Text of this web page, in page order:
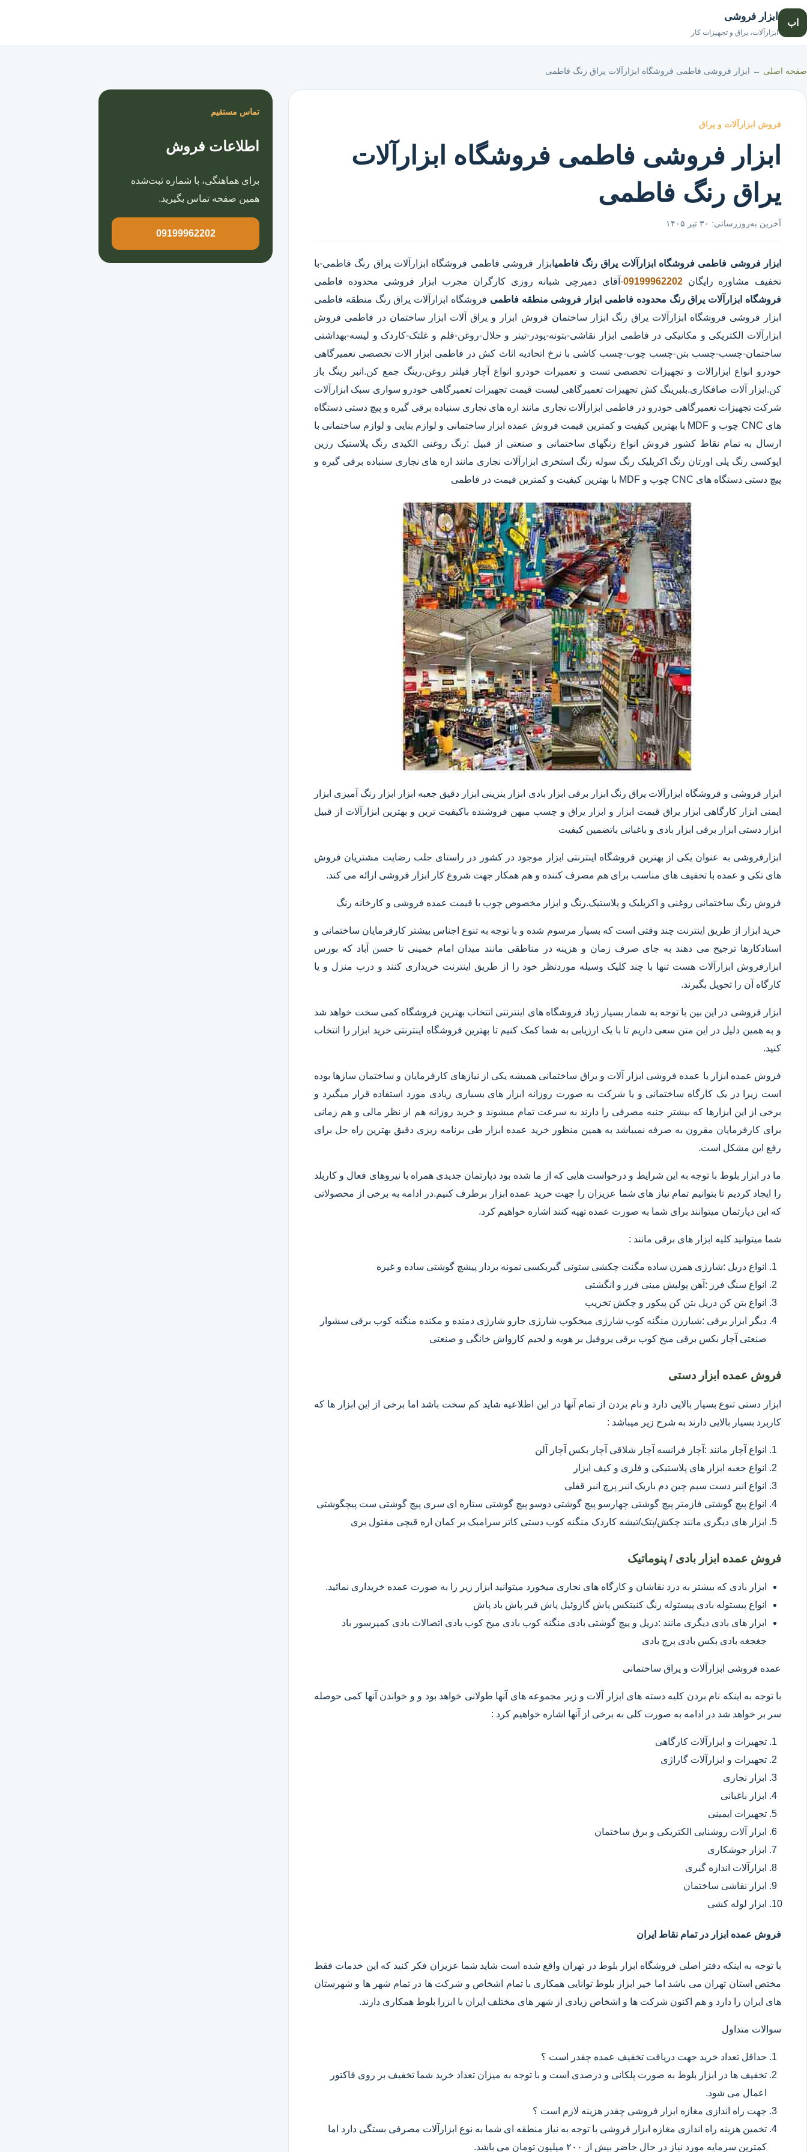
اب
ابزار فروشی
ابزارآلات، یراق و تجهیزات کار
صفحه اصلی ← ابزار فروشی فاطمی فروشگاه ابزارآلات یراق رنگ فاطمی
فروش ابزارآلات و یراق
ابزار فروشی فاطمی فروشگاه ابزارآلات
یراق رنگ فاطمی
آخرین به‌روزرسانی: ۳۰ تیر ۱۴۰۵
ابزار فروشی فاطمی فروشگاه ابزارآلات یراق رنگ فاطمیابزار فروشی فاطمی فروشگاه ابزارآلات یراق رنگ فاطمی-با
تخفیف مشاوره رایگان09199962202-آقای دمیرچی شبانه روزی کارگران مجرب ابزار فروشی محدوده فاطمی
فروشگاه ابزارآلات یراق رنگ محدوده فاطمی ابزار فروشی منطقه فاطمی فروشگاه ابزارآلات یراق رنگ منطقه فاطمی
ابزار فروشی فروشگاه ابزارآلات یراق رنگ ابزار ساختمان فروش ابزار و یراق آلات ابزار ساختمان در فاطمی فروش
ابزارآلات الکتریکی و مکانیکی در فاطمی ابزار نقاشی-بتونه-پودر-تینر و حلال-روغن-قلم و غلتک-کاردک و لیسه-بهداشتی
ساختمان-چسب-چسب بتن-چسب چوب-چسب کاشی با نرخ اتحادیه اثاث کش در فاطمی ابزار الات تخصصی تعمیرگاهی
خودرو انواع ابزارالات و تجهیزات تخصصی تست و تعمیرات خودرو انواع آچار فیلتر روغن.رینگ جمع کن.انبر رینگ باز
کن.ابزار آلات صافکاری.بلبرینگ کش تجهیزات تعمیرگاهی لیست قیمت تجهیزات تعمیرگاهی خودرو سواری سبک ابزارآلات
شرکت تجهیزات تعمیرگاهی خودرو در فاطمی ابزارآلات نجاری مانند اره های نجاری سنباده برقی گیره و پیچ دستی دستگاه
های CNC چوب و MDF با بهترین کیفیت و کمترین قیمت فروش عمده ابزار ساختمانی و لوازم بنایی و لوازم ساختمانی با
ارسال به تمام نقاط کشور فروش انواع رنگهای ساختمانی و صنعتی از قبیل :رنگ روغنی الکیدی رنگ پلاستیک رزین
اپوکسی رنگ پلی اورتان رنگ اکریلیک رنگ سوله رنگ استخری ابزارآلات نجاری مانند اره های نجاری سنباده برقی گیره و
پیچ دستی دستگاه های CNC چوب و MDF با بهترین کیفیت و کمترین قیمت در فاطمی
ابزار فروشی و فروشگاه ابزارآلات یراق رنگ ابزار برقی ابزار بادی ابزار بنزینی ابزار دقیق​ جعبه ابزار ابزار رنگ آمیزی ابزار
ایمنی ابزار کارگاهی ابزار یراق قیمت ابزار و ابزار یراق و چسب میهن فروشنده باکیفیت ترین و بهترین ابزارآلات از قبیل
ابزار دستی ابزار برقی ابزار بادی و باغبانی باتضمین کیفیت
ابزارفروشی به عنوان یکی از بهترین فروشگاه اینترنتی ابزار موجود در کشور در راستای جلب رضایت مشتریان فروش
های تکی و عمده با تخفیف های مناسب برای هم مصرف کننده و هم همکار جهت شروع کار ابزار فروشی ارائه می کند.
فروش رنگ ساختمانی روغنی و اکریلیک و پلاستیک.رنگ و ابزار مخصوص چوب با قیمت عمده فروشی و کارخانه رنگ
خرید ابزار از طریق اینترنت چند وقتی است که بسیار مرسوم شده و با توجه به تنوع اجناس بیشتر کارفرمایان ساختمانی و
استادکارها ترجیح می دهند به جای صرف زمان و هزینه در مناطقی مانند میدان امام خمینی تا حسن آباد که بورس
ابزارفروش ابزارآلات هست تنها با چند کلیک وسیله موردنظر خود را از طریق اینترنت خریداری کنند و درب منزل و یا
کارگاه آن را تحویل بگیرند.
ابزار فروشی در این بین با توجه به شمار بسیار زیاد فروشگاه های اینترنتی انتخاب بهترین فروشگاه کمی سخت خواهد شد
و به همین دلیل در این متن سعی داریم تا با یک ارزیابی به شما کمک کنیم تا بهترین فروشگاه اینترنتی خرید ابزار را انتخاب
کنید.
فروش عمده ابزار یا عمده فروشی ابزار آلات و یراق ساختمانی همیشه یکی از نیازهای کارفرمایان و ساختمان سازها بوده
است زیرا در یک کارگاه ساختمانی و یا شرکت به صورت روزانه ابزار های بسیاری زیادی مورد استفاده قرار میگیرد و
برخی از این ابزارها که بیشتر جنبه مصرفی را دارند به سرعت تمام میشوند و خرید روزانه هم از نظر مالی و هم زمانی
برای کارفرمایان مقرون به صرفه نمیباشد به همین منظور خرید عمده ابزار طی برنامه ریزی دقیق بهترین راه حل برای
رفع این مشکل است.
ما در ابزار بلوط با توجه به این شرایط و درخواست هایی که از ما شده بود دپارتمان جدیدی همراه با نیروهای فعال و کاربلد
را ایجاد کردیم تا بتوانیم تمام نیاز های شما عزیزان را جهت خرید عمده ابزار برطرف کنیم.در ادامه به برخی از محصولاتی
که این دپارتمان میتوانند برای شما به صورت عمده تهیه کنند اشاره خواهیم کرد.
شما میتوانید کلیه ابزار های برقی مانند :
انواع دریل :شارژی همزن ساده مگنت چکشی ستونی گیربکسی نمونه بردار پیشچ گوشتی ساده و غیره
انواع سنگ فرز :آهن پولیش مینی فرز و انگشتی
انواع بتن کن دریل بتن کن پیکور و چکش تخریب
دیگر ابزار برقی :شیارزن منگنه کوب شارژی میخکوب شارژی جارو شارژی دمنده و مکنده منگنه کوب برقی سشوار
صنعتی آچار بکس برقی میخ کوب برقی پروفیل بر هویه و لحیم کارواش خانگی و صنعتی
فروش عمده ابزار دستی
ابزار دستی تنوع بسیار بالایی دارد و نام بردن از تمام آنها در این اطلاعیه شاید کم سخت باشد اما برخی از این ابزار ها که
کاربرد بسیار بالایی دارند به شرح زیر میباشد :
انواع آچار مانند :آچار فرانسه آچار شلاقی آچار بکس آچار آلن
انواع جعبه ابزار های پلاستیکی و فلزی و کیف ابزار
انواع انبر دست سیم چین دم باریک انبر پرچ انبر قفلی
انواع پیچ گوشتی فازمتر پیچ گوشتی چهارسو پیچ گوشتی دوسو پیچ گوشتی ستاره ای سری پیچ گوشتی ست پیچگوشتی
ابزار های دیگری مانند چکش/پتک/تیشه کاردک منگنه کوب دستی کاتر سرامیک بر کمان اره قیچی مفتول بری
فروش عمده ابزار بادی / پنوماتیک
ابزار بادی که بیشتر به درد نقاشان و کارگاه های نجاری میخورد میتوانید ابزار زیر را به صورت عمده خریداری نمائید.
انواع پیستوله بادی پیستوله رنگ کنیتکس پاش گازوئیل پاش قیر پاش باد پاش
ابزار های بادی دیگری مانند :دریل و پیچ گوشتی بادی منگنه کوب بادی میخ کوب بادی اتصالات بادی کمپرسور باد
جغجغه بادی بکس بادی پرچ بادی
عمده فروشی ابزارآلات و یراق ساختمانی
با توجه به اینکه نام بردن کلیه دسته های ابزار آلات و زیر مجموعه های آنها طولانی خواهد بود و و خواندن آنها کمی حوصله
سر بر خواهد شد در ادامه به صورت کلی به برخی از آنها اشاره خواهیم کرد :
تجهیزات و ابزارآلات کارگاهی
تجهیزات و ابزارآلات گاراژی
ابزار نجاری
ابزار باغبانی
تجهیزات ایمینی
ابزار آلات روشنایی الکتریکی و برق ساختمان
ابزار جوشکاری
ابزارآلات اندازه گیری
ابزار نقاشی ساختمان
ابزار لوله کشی
فروش عمده ابزار در تمام نقاط ایران
با توجه به اینکه دفتر اصلی فروشگاه ابزار بلوط در تهران واقع شده است شاید شما عزیزان فکر کنید که این خدمات فقط
مختص استان تهران می باشد اما خیر ابزار بلوط توانایی همکاری با تمام اشخاص و شرکت ها در تمام شهر ها و شهرستان
های ایران را دارد و هم اکنون شرکت ها و اشخاص زیادی از شهر های مختلف ایران با ابزرا بلوط همکاری دارند.
سوالات متداول
حداقل تعداد خرید جهت دریافت تخفیف عمده چقدر است ؟
تخفیف ها در ابزار بلوط به صورت پلکانی و درصدی است و با توجه به میزان تعداد خرید شما تخفیف بر روی فاکتور
اعمال می شود.
جهت راه اندازی مغازه ابزار فروشی چقدر هزینه لازم است ؟
تخمین هزینه راه اندازی مغازه ابزار فروشی با توجه به نیاز منطقه ای شما به نوع ابزارآلات مصرفی بستگی دارد اما
کمترین سرمایه مورد نیاز در حال حاضر بیش از ۲۰۰ میلیون تومان می باشد.
تماس مستقیم
اطلاعات فروش
برای هماهنگی، با شماره ثبت‌شده
همین صفحه تماس بگیرید.
09199962202